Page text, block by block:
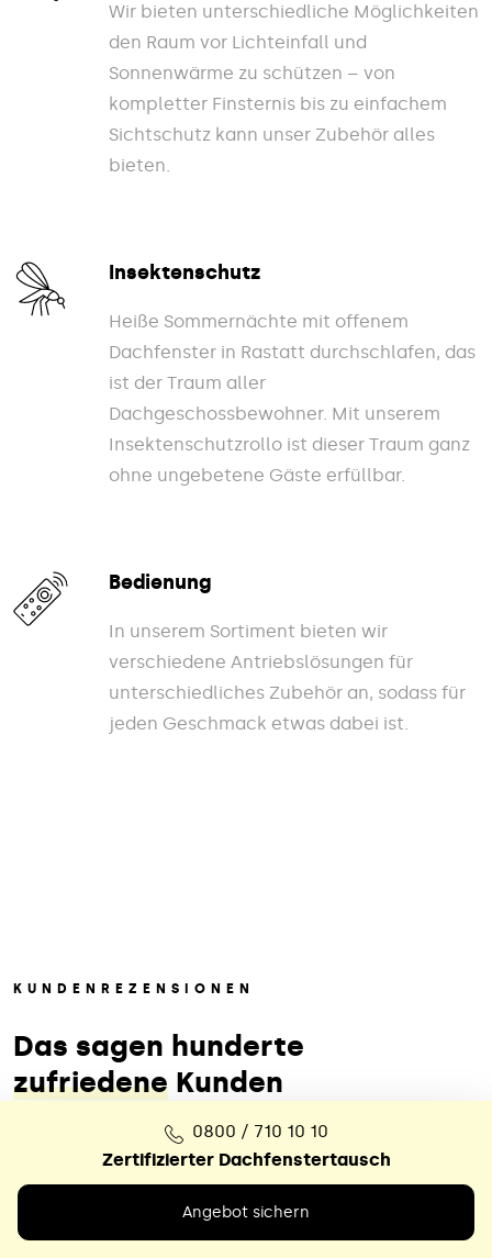
Wir bieten unterschiedliche Möglichkeiten
den Raum vor Lichteinfall und
Sonnenwärme zu schützen – von
kompletter Finsternis bis zu einfachem
Sichtschutz kann unser Zubehör alles
bieten.
Insektenschutz
Heiße Sommernächte mit offenem
Dachfenster in Rastatt durchschlafen, das
ist der Traum aller
Dachgeschossbewohner. Mit unserem
Insektenschutzrollo ist dieser Traum ganz
ohne ungebetene Gäste erfüllbar.
Bedienung
In unserem Sortiment bieten wir
verschiedene Antriebslösungen für
unterschiedliches Zubehör an, sodass für
jeden Geschmack etwas dabei ist.
KUNDENREZENSIONEN
Das sagen hunderte
zufriedene Kunden
0800 / 710 10 10
Zertifizierter Dachfenstertausch
Angebot sichern